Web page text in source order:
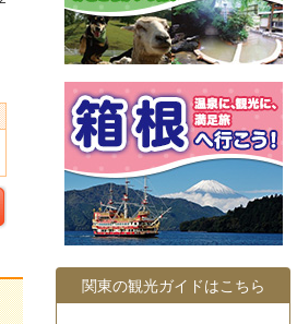
関東の観光ガイドはこちら